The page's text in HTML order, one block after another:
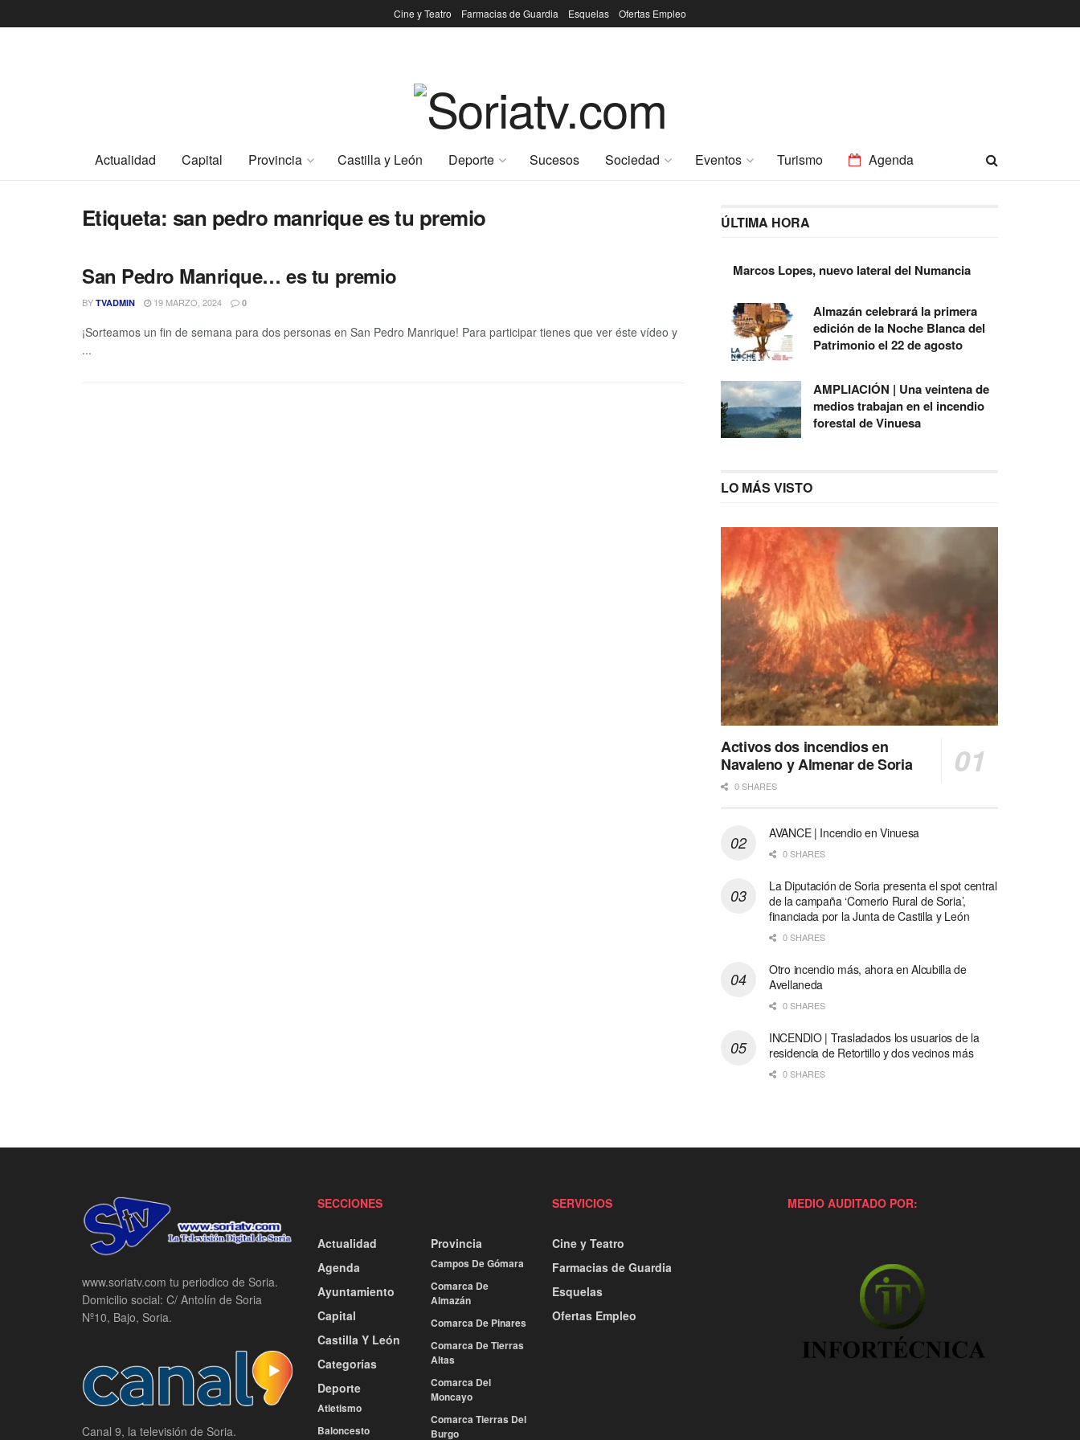
Cine y Teatro Farmacias de Guardia Esquelas Ofertas Empleo
Actualidad Capital Provincia Castilla y León Deporte Sucesos Sociedad Eventos Turismo Agenda
Etiqueta: san pedro manrique es tu premio
San Pedro Manrique… es tu premio
BY TVADMIN 19 MARZO, 2024 0
¡Sorteamos un fin de semana para dos personas en San Pedro Manrique! Para participar tienes que ver éste vídeo y
...
ÚLTIMA HORA
Marcos Lopes, nuevo lateral del Numancia
Almazán celebrará la primera
edición de la Noche Blanca del
Patrimonio el 22 de agosto
AMPLIACIÓN | Una veintena de
medios trabajan en el incendio
forestal de Vinuesa
LO MÁS VISTO
Activos dos incendios en
Navaleno y Almenar de Soria
0 SHARES
AVANCE | Incendio en Vinuesa
0 SHARES
La Diputación de Soria presenta el spot central
de la campaña ‘Comerio Rural de Soria’,
financiada por la Junta de Castilla y León
0 SHARES
Otro incendio más, ahora en Alcubilla de
Avellaneda
0 SHARES
INCENDIO | Trasladados los usuarios de la
residencia de Retortillo y dos vecinos más
0 SHARES
www.soriatv.com tu periodico de Soria.
Domicilio social: C/ Antolín de Soria
Nº10, Bajo, Soria.
Canal 9, la televisión de Soria.
SECCIONES
Actualidad
Agenda
Ayuntamiento
Capital
Castilla Y León
Categorías
Deporte
Atletismo
Baloncesto
Provincia
Campos De Gómara
Comarca De
Almazán
Comarca De Pinares
Comarca De Tierras
Altas
Comarca Del
Moncayo
Comarca Tierras Del
Burgo
SERVICIOS
Cine y Teatro
Farmacias de Guardia
Esquelas
Ofertas Empleo
MEDIO AUDITADO POR: